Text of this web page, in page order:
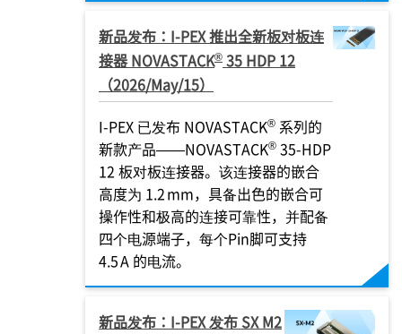
新品发布： I-PEX推出全新板对板连
接器 NOVASTACK® 35 HDP 12
（2026/May/15）
I-PEX 已发布 NOVASTACK® 系列的
新款产品——NOVASTACK® 35-HDP
12 板对板连接器。该连接器的嵌合
高度为 1.2 mm，具备出色的嵌合可
操作性和极高的连接可靠性，并配备
四个电源端子，每个Pin脚可支持
4.5 A 的电流。
新品发布： I-PEX发布 SX M2